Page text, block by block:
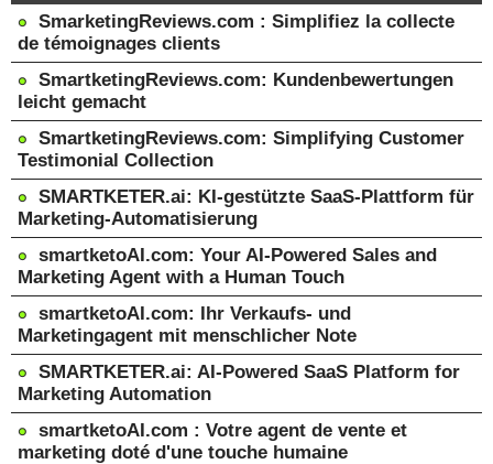
SmarketingReviews.com : Simplifiez la collecte
de témoignages clients
SmartketingReviews.com: Kundenbewertungen
leicht gemacht
SmartketingReviews.com: Simplifying Customer
Testimonial Collection
SMARTKETER.ai: KI-gestützte SaaS-Plattform für
Marketing-Automatisierung
smartketoAI.com: Your AI-Powered Sales and
Marketing Agent with a Human Touch
smartketoAI.com: Ihr Verkaufs- und
Marketingagent mit menschlicher Note
SMARTKETER.ai: AI-Powered SaaS Platform for
Marketing Automation
smartketoAI.com : Votre agent de vente et
marketing doté d'une touche humaine